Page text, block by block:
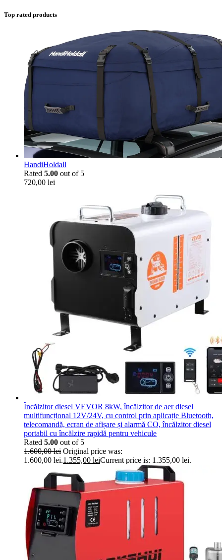
Top rated products
HandiHoldall
Rated 5.00 out of 5
720,00 lei
Încălzitor diesel VEVOR 8kW, încălzitor de aer diesel
multifuncțional 12V/24V, cu control prin aplicație Bluetooth,
telecomandă, ecran de afișare și alarmă CO, încălzitor diesel
portabil cu încălzire rapidă pentru vehicule
Rated 5.00 out of 5
1.600,00lei Original price was:
1.600,00 lei.1.355,00 leiCurrent price is: 1.355,00 lei.